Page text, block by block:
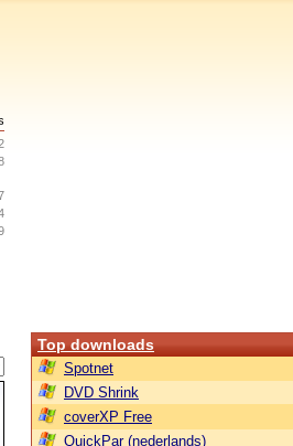
Top downloads
Spotnet
DVD Shrink
coverXP Free
QuickPar (nederlands)